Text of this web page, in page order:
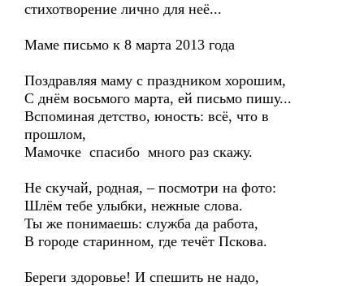
стихотворение лично для неё...
Маме письмо к 8 марта 2013 года
Поздравляя маму с праздником хорошим,
С днём восьмого марта, ей письмо пишу...
Вспоминая детство, юность: всё, что в
прошлом,
Мамочке спасибо много раз скажу.
Не скучай, родная, – посмотри на фото:
Шлём тебе улыбки, нежные слова.
Ты же понимаешь: служба да работа,
В городе старинном, где течёт Пскова.
Береги здоровье! И спешить не надо,